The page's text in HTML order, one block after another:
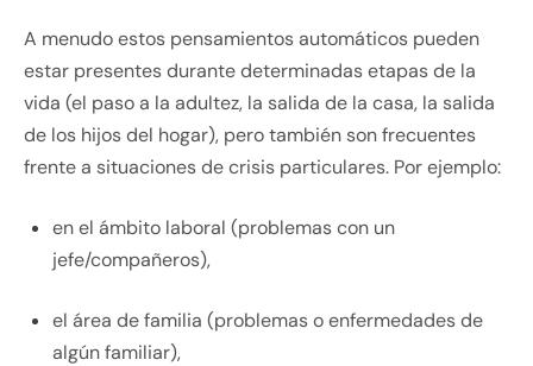
A menudo estos pensamientos automáticos pueden
estar presentes durante determinadas etapas de la
vida (el paso a la adultez, la salida de la casa, la salida
de los hijos del hogar), pero también son frecuentes
frente a situaciones de crisis particulares. Por ejemplo:
en el ámbito laboral (problemas con un
jefe/compañeros),
el área de familia (problemas o enfermedades de
algún familiar),